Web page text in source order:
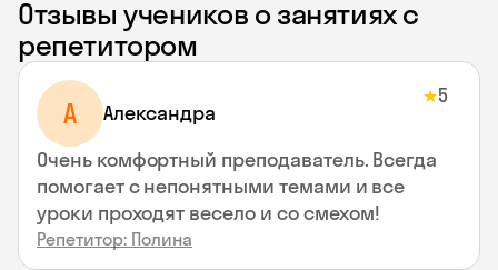
Отзывы учеников о занятиях с
репетитором
A Aлександра
★5
Очень комфортный преподаватель. Всегда
помогает с непонятными темами и все
уроки проходят весело и со смехом!
Репетитор: Полина